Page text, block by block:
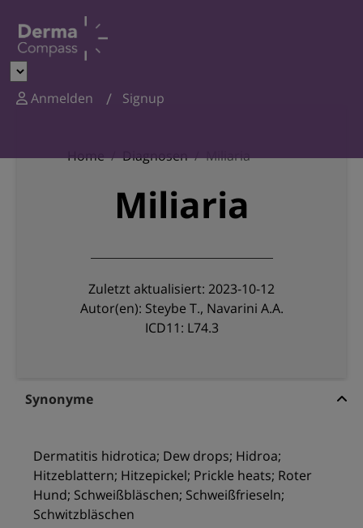
Anmelden Signup
Home Diagnosen Miliaria
Miliaria
Zuletzt aktualisiert: 2023-10-12
Autor(en): Steybe T., Navarini A.A.
ICD11: L74.3
Synonyme
Dermatitis hidrotica; Dew drops; Hidroa;
Hitzeblattern; Hitzepickel; Prickle heats; Roter
Hund; Schweißbläschen; Schweißfrieseln;
Schwitzbläschen